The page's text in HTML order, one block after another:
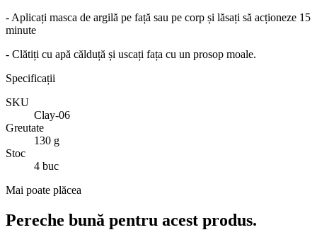
- Aplicați masca de argilă pe față sau pe corp și lăsați să acționeze 15
minute
- Clătiți cu apă călduță și uscați fața cu un prosop moale.
Specificații
SKU
Clay-06
Greutate
130 g
Stoc
4 buc
Mai poate plăcea
Pereche bună pentru acest produs.